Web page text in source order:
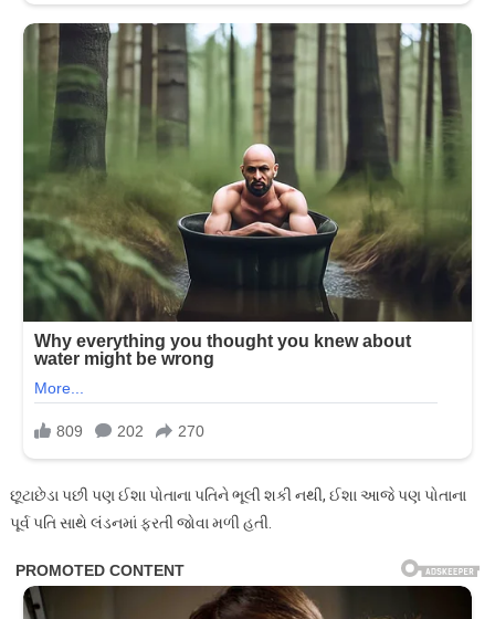
છૂટાછેડા પછી પણ ઈશા પોતાના પતિને ભૂલી શકી નથી, ઈશા આજે પણ પોતાના
પૂર્વ પતિ સાથે લંડનમાં ફરતી જોવા મળી હતી.